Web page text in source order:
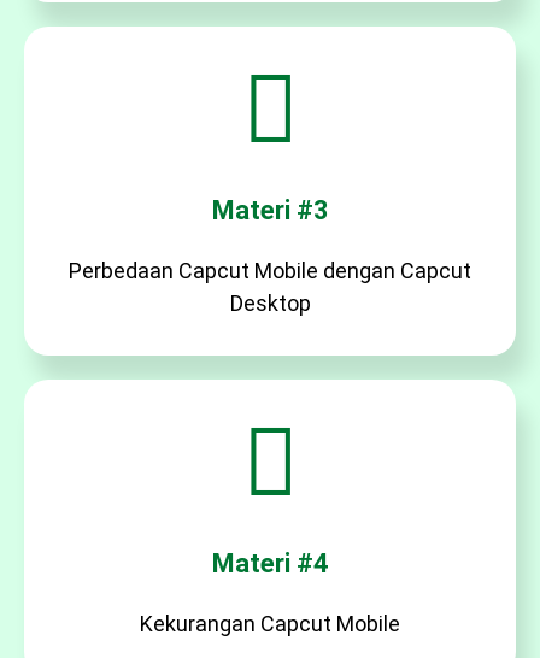
Materi #3
Perbedaan Capcut Mobile dengan Capcut
Desktop
Materi #4
Kekurangan Capcut Mobile